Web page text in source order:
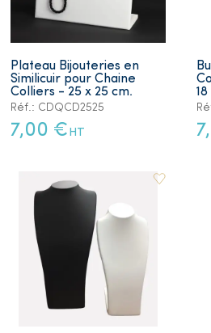
Plateau Bijouteries en
Similicuir pour Chaine
Colliers - 25 x 25 cm.
Réf.: CDQCD2525
7,00 € HT